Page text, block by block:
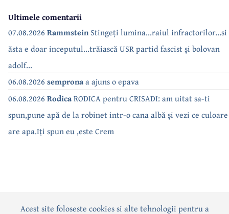
Ultimele comentarii
07.08.2026 RammsteinStingeți lumina...raiul infractorilor...si
ăsta e doar inceputul...trăiască USR partid fascist și bolovan
adolf...
06.08.2026 sempronaa ajuns o epava
06.08.2026 RodicaRODICA pentru CRISADI: am uitat sa-ti
spun,pune apă de la robinet intr-o cana albă și vezi ce culoare
are apa.Iți spun eu ,este Crem
Acest site foloseste cookies si alte tehnologii pentru a